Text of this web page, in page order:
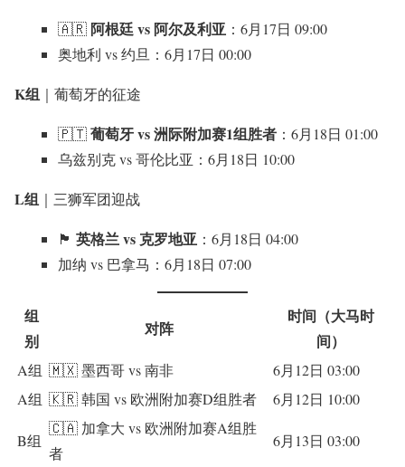
🇦🇷 阿根廷 vs 阿尔及利亚 ：6月17日 09:00
奥地利 vs 约旦：6月17日 00:00
K组 ｜葡萄牙的征途
🇵🇹葡萄牙 vs 洲际附加赛1组胜者 ：6月18日 01:00
乌兹别克 vs 哥伦比亚：6月18日 10:00
L组 ｜三狮军团迎战
🏴󠁧󠁢󠁥󠁮󠁧󠁿 英格兰 vs 克罗地亚 ：6月18日 04:00
加纳 vs 巴拿马：6月18日 07:00
组
别
对阵
时间（大马时
间）
A组 🇲🇽 墨西哥 vs 南非
6月12日 03:00
A组 🇰🇷 韩国 vs 欧洲附加赛D组胜者 6月12日 10:00
B组
🇨🇦 加拿大 vs 欧洲附加赛A组胜
者
6月13日 03:00